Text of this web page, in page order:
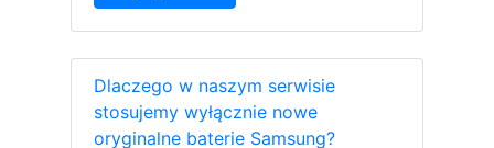
Dlaczego w naszym serwisie
stosujemy wyłącznie nowe
oryginalne baterie Samsung?